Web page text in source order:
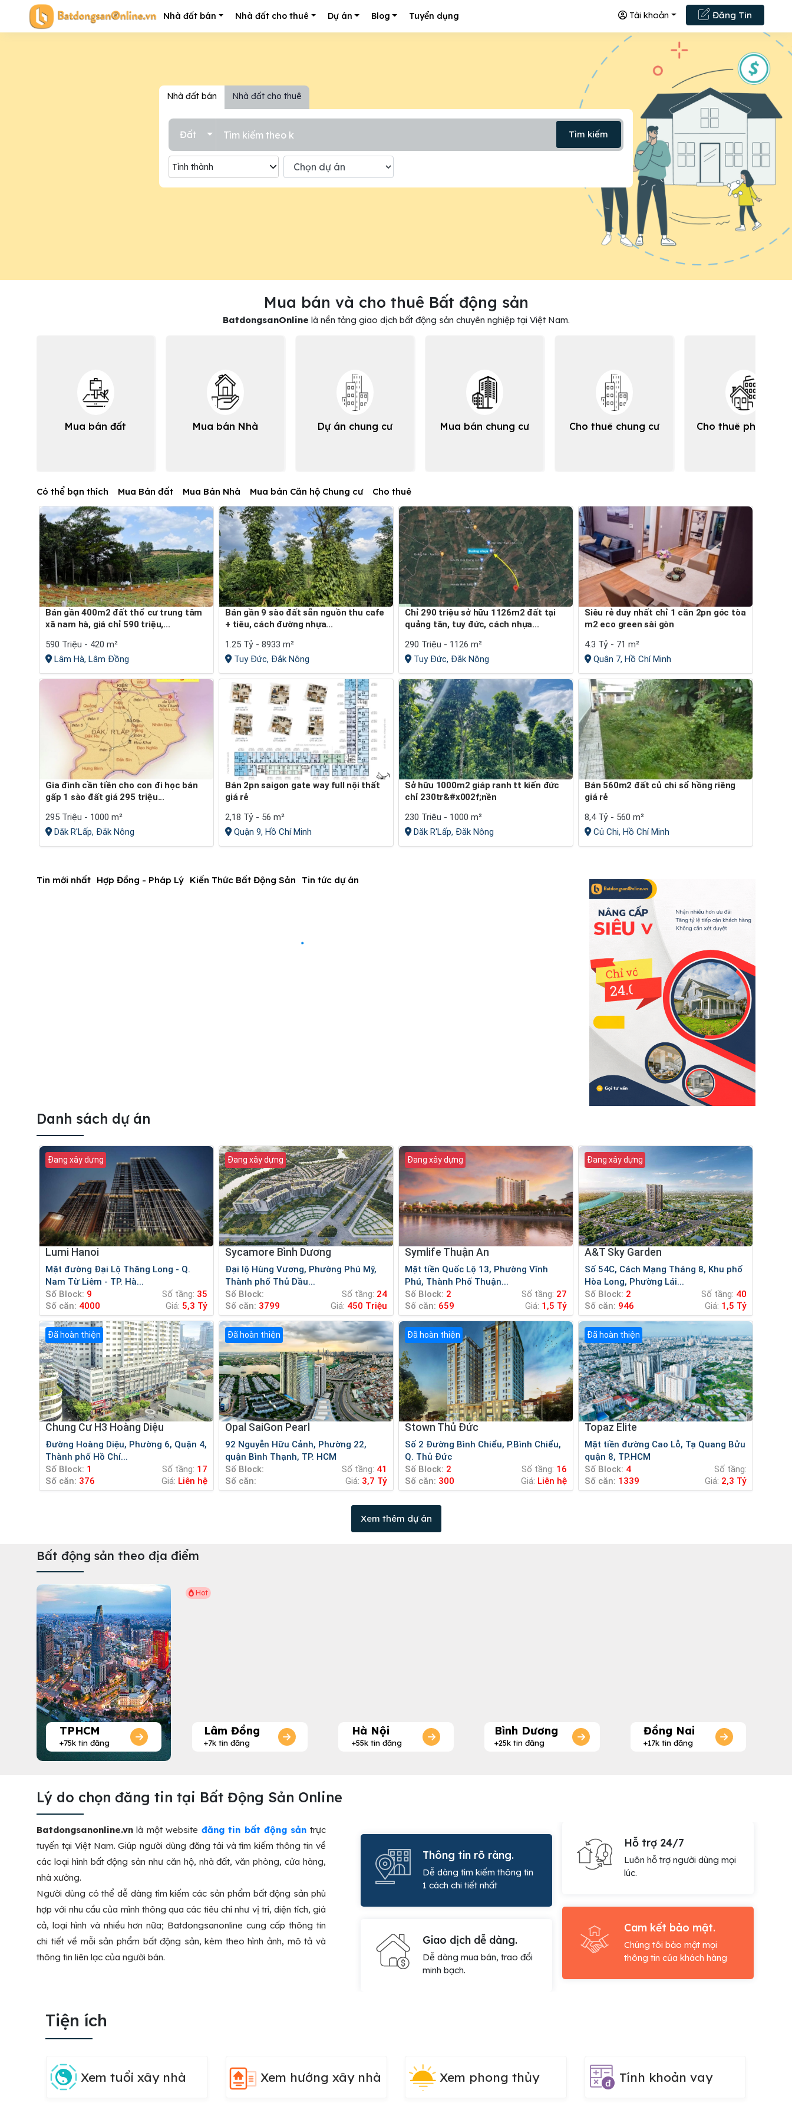
Nhà đất bán Nhà đất cho thuê Dự án Blog Tuyển dụng Đăng Tin
Tài khoản
Nhà đất bán Nhà đất cho thuê
Đất Tìm kiếm
Tỉnh thành
Mua bán và cho thuê Bất động sản
BatdongsanOnline là nền tảng giao dịch bất động sản chuyên nghiệp tại Việt Nam.
Mua bán đất Mua bán Nhà Dự án chung cư Mua bán chung cư Cho thuê chung cư Cho thuê phòng trọ
Có thể bạn thích Mua Bán đất Mua Bán Nhà Mua bán Căn hộ Chung cư Cho thuê
Bán gần 400m2 đất thổ cư trung tâm
xã nam hà, giá chỉ 590 triệu,...
590 Triệu - 420 m²
Lâm Hà, Lâm Đồng
Bán gần 9 sào đất sẵn nguồn thu cafe
+ tiêu, cách đường nhựa...
1.25 Tỷ - 8933 m²
Tuy Đức, Đắk Nông
Chỉ 290 triệu sở hữu 1126m2 đất tại
quảng tân, tuy đức, cách nhựa...
290 Triệu - 1126 m²
Tuy Đức, Đắk Nông
Siêu rẻ duy nhất chỉ 1 căn 2pn góc tòa
m2 eco green sài gòn
4.3 Tỷ - 71 m²
Quận 7, Hồ Chí Minh
Gia đình cần tiền cho con đi học bán
gấp 1 sào đất giá 295 triệu...
295 Triệu - 1000 m²
Dăk R'Lấp, Đắk Nông
Bán 2pn saigon gate way full nội thất
giá rẻ
2,18 Tỷ - 56 m²
Quận 9, Hồ Chí Minh
Sở hữu 1000m2 giáp ranh tt kiến đức
chỉ 230tr&#x002f;nền
230 Triệu - 1000 m²
Dăk R'Lấp, Đắk Nông
Bán 560m2 đất củ chi sổ hồng riêng
giá rẻ
8,4 Tỷ - 560 m²
Củ Chi, Hồ Chí Minh
Tin mới nhất Hợp Đồng - Pháp Lý Kiến Thức Bất Động Sản Tin tức dự án
Danh sách dự án
Đang xây dựng
Lumi Hanoi
Mặt đường Đại Lộ Thăng Long - Q.
Nam Từ Liêm - TP. Hà...
Số Block: 9 Số tầng: 35
Số căn: 4000 Giá: 5,3 Tỷ
Đang xây dựng
Sycamore Bình Dương
Đại lộ Hùng Vương, Phường Phú Mỹ,
Thành phố Thủ Dầu...
Số Block:
Số tầng: 24
Số căn: 3799 Giá: 450 Triệu
Đang xây dựng
Symlife Thuận An
Mặt tiền Quốc Lộ 13, Phường Vĩnh
Phú, Thành Phố Thuận...
Số Block: 2 Số tầng: 27
Số căn: 659 Giá: 1,5 Tỷ
Đang xây dựng
A&T Sky Garden
Số 54C, Cách Mạng Tháng 8, Khu phố
Hòa Long, Phường Lái...
Số Block: 2 Số tầng: 40
Số căn: 946 Giá: 1,5 Tỷ
Đã hoàn thiện
Chung Cư H3 Hoàng Diệu
Đường Hoàng Diệu, Phường 6, Quận 4,
Thành phố Hồ Chí...
Số Block: 1 Số tầng: 17
Số căn: 376 Giá: Liên hệ
Đã hoàn thiện
Opal SaiGon Pearl
92 Nguyễn Hữu Cảnh, Phường 22,
quận Bình Thạnh, TP. HCM
Số Block:
Số tầng: 41
Số căn:
Giá: 3,7 Tỷ
Đã hoàn thiện
Stown Thủ Đức
Số 2 Đường Bình Chiểu, P.Bình Chiểu,
Q. Thủ Đức
Số Block: 2 Số tầng: 16
Số căn: 300 Giá: Liên hệ
Đã hoàn thiện
Topaz Elite
Mặt tiền đường Cao Lỗ, Tạ Quang Bửu
quận 8, TP.HCM
Số Block: 4
Số tầng:
Số căn: 1339 Giá: 2,3 Tỷ
Xem thêm dự án
Bất động sản theo địa điểm
TPHCM
+75k tin đăng
Hot
Lâm Đồng
+7k tin đăng
Hà Nội
+55k tin đăng
Bình Dương
+25k tin đăng
Đồng Nai
+17k tin đăng
Lý do chọn đăng tin tại Bất Động Sản Online
Batdongsanonline.vn là một website đăng tin bất động sản trực
tuyến tại Việt Nam. Giúp người dùng đăng tải và tìm kiếm thông tin về
các loại hình bất động sản như căn hộ, nhà đất, văn phòng, cửa hàng,
nhà xưởng.
Người dùng có thể dễ dàng tìm kiếm các sản phẩm bất động sản phù
hợp với nhu cầu của mình thông qua các tiêu chí như vị trí, diện tích, giá
cả, loại hình và nhiều hơn nữa; Batdongsanonline cung cấp thông tin
chi tiết về mỗi sản phẩm bất động sản, kèm theo hình ảnh, mô tả và
thông tin liên lạc của người bán.
Thông tin rõ ràng.
Dễ dàng tìm kiếm thông tin
1 cách chi tiết nhất
Giao dịch dễ dàng.
Dễ dàng mua bán, trao đổi
minh bạch.
Hỗ trợ 24/7
Luôn hỗ trợ người dùng mọi
lúc.
Cam kết bảo mật.
Chúng tôi bảo mật mọi
thông tin của khách hàng
Tiện ích
Xem tuổi xây nhà Xem hướng xây nhà Xem phong thủy Tính khoản vay